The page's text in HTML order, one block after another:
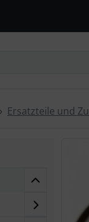
Ersatzteile und